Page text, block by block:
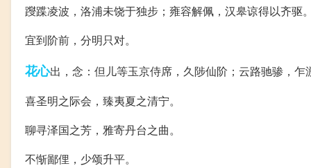
躞蹀凌波，洛浦未饶于独步；雍容解佩，汉皋谅得以齐驱。
宜到阶前，分明只对。
花心出，念：但儿等玉京侍席，久陟仙阶；云路驰骖，乍
喜圣明之际会，臻夷夏之清宁。
聊寻泽国之芳，雅寄丹台之曲。
不惭鄙俚，少颂升平。